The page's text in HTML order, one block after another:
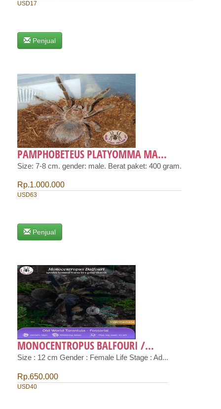
USD17
Penjual
PAMPHOBETEUS PLATYOMMA MA...
Size: 7-8 cm. gender: male. Berat paket: 400 gram.
Rp.1.000.000
USD63
Penjual
MONOCENTROPUS BALFOURI /...
Size : 12 cm Gender : Female Life Stage : Ad...
Rp.650.000
USD40